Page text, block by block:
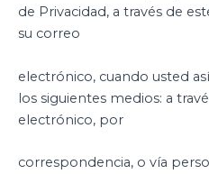
de Privacidad, a través de
su correo
electrónico, cuando usted
los siguientes medios: a
electrónico, por
correspondencia, o vía